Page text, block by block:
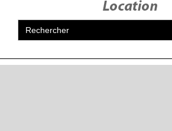
Search
for: